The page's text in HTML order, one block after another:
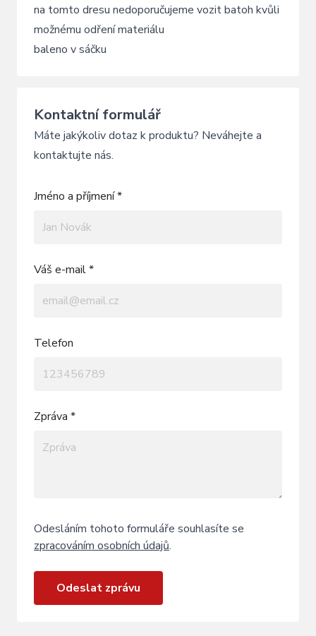
na tomto dresu nedoporučujeme vozit batoh kvůli
možnému odření materiálu
baleno v sáčku
Kontaktní formulář
Máte jakýkoliv dotaz k produktu? Neváhejte a
kontaktujte nás.
Jméno a příjmení *
Váš e-mail *
Telefon
Zpráva *
Odesláním tohoto formuláře souhlasíte se
zpracováním osobních údajů.
Odeslat zprávu